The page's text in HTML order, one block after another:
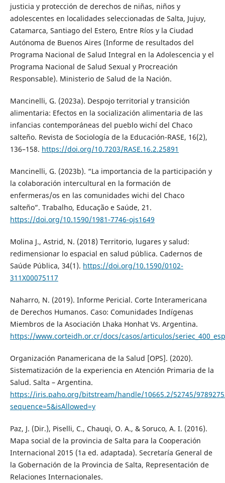
justicia y protección de derechos de niñas, niños y
adolescentes en localidades seleccionadas de Salta, Jujuy,
Catamarca, Santiago del Estero, Entre Ríos y la Ciudad
Autónoma de Buenos Aires (Informe de resultados del
Programa Nacional de Salud Integral en la Adolescencia y el
Programa Nacional de Salud Sexual y Procreación
Responsable). Ministerio de Salud de la Nación.
Mancinelli, G. (2023a). Despojo territorial y transición
alimentaria: Efectos en la socialización alimentaria de las
infancias contemporáneas del pueblo wichí del Chaco
salteño. Revista de Sociología de la Educación-RASE, 16(2),
136–158. https://doi.org/10.7203/RASE.16.2.25891
Mancinelli, G. (2023b). “La importancia de la participación y
la colaboración intercultural en la formación de
enfermeras/os en las comunidades wichi del Chaco
salteño”. Trabalho, Educação e Saúde, 21.
https://doi.org/10.1590/1981-7746-ojs1649
Molina J., Astrid, N. (2018) Territorio, lugares y salud:
redimensionar lo espacial en salud pública. Cadernos de
Saúde Pública, 34(1). https://doi.org/10.1590/0102-
311X00075117
Naharro, N. (2019). Informe Pericial. Corte Interamericana
de Derechos Humanos. Caso: Comunidades Indígenas
Miembros de la Asociación Lhaka Honhat Vs. Argentina.
https://www.corteidh.or.cr/docs/casos/articulos/
Organización Panamericana de la Salud [OPS]. (2020).
Sistematización de la experiencia en Atención Primaria de la
Salud. Salta – Argentina.
https://iris.paho.org/bitstream/handle/10665.2/52745/
sequence=5&isAllowed=y
Paz, J. (Dir.), Piselli, C., Chauqi, O. A., & Soruco, A. I. (2016).
Mapa social de la provincia de Salta para la Cooperación
Internacional 2015 (1a ed. adaptada). Secretaría General de
la Gobernación de la Provincia de Salta, Representación de
Relaciones Internacionales.